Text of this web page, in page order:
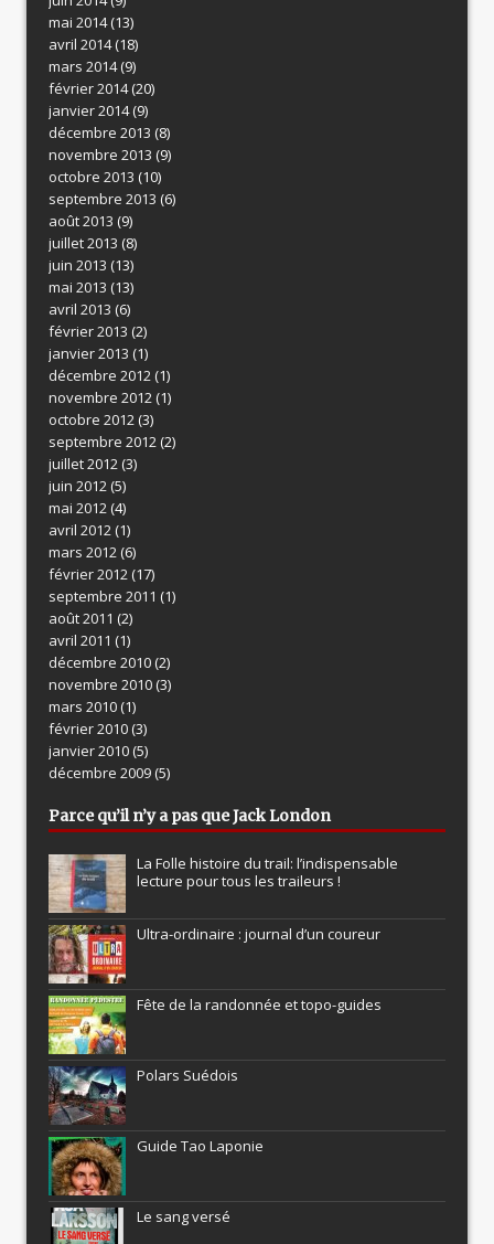
mai 2014(13)
avril 2014(18)
mars 2014(9)
février 2014(20)
janvier 2014(9)
décembre 2013 (8)
novembre 2013 (9)
octobre 2013 (10)
septembre 2013 (6)
août 2013 (9)
juillet 2013 (8)
juin 2013 (13)
mai 2013 (13)
avril 2013 (6)
février 2013 (2)
janvier 2013 (1)
décembre 2012(1)
novembre 2012(1)
octobre 2012(3)
septembre 2012(2)
juillet 2012(3)
juin 2012(5)
mai 2012(4)
avril 2012(1)
mars 2012(6)
février 2012(17)
septembre 2011 (1)
août 2011 (2)
avril 2011 (1)
décembre 2010(2)
novembre 2010(3)
mars 2010(1)
février 2010(3)
janvier 2010(5)
décembre 2009(5)
Parce qu’il n’y a pas que Jack London
La Folle histoire du trail: l’indispensable
lecture pour tous les traileurs !
Ultra-ordinaire : journal d’un coureur
Fête de la randonnée et topo-guides
Polars Suédois
Guide Tao Laponie
Le sang versé